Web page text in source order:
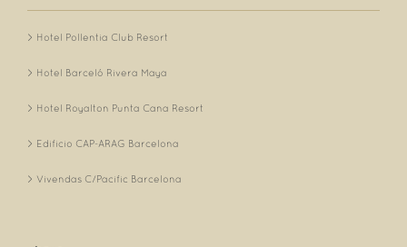
Hotel Pollentia Club Resort
Hotel Barceló Rivera Maya
Hotel Royalton Punta Cana Resort
Edificio CAP-ARAG Barcelona
Vivendas C/Pacific Barcelona